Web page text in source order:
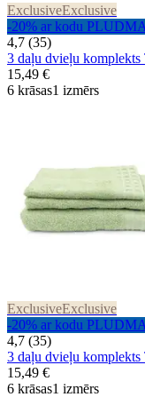
ExclusiveExclusive
-20% ar kodu
4,7 (35)
3 daļu dvieļu
15,49 €
6 krāsas1 izmērs
ExclusiveExclusive
-20% ar kodu
4,7 (35)
3 daļu dvieļu
15,49 €
6 krāsas1 izmērs